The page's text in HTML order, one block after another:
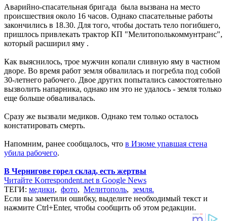
Аварийно-спасательная бригада была вызвана на место
происшествия около 16 часов. Однако спасательные работы
закончились в 18.30. Для того, чтобы достать тело погибшего,
пришлось привлекать трактор КП "Мелитополькоммунтранс",
который расширил яму .
Как выяснилось, трое мужчин копали сливную яму в частном
дворе. Во время работ земля обвалилась и погребла под собой
30-летнего рабочего. Двое других попытались самостоятельно
вызволить напарника, однако им это не удалось - земля только
еще больше обваливалась.
Сразу же вызвали медиков. Однако тем только осталось
констатировать смерть.
Напомним, ранее сообщалось, что в Изюме упавшая стена
убила рабочего.
В Чернигове горел склад, есть жертвы
Читайте Korrespondent.net в Google News
ТЕГИ: медики, фото, Мелитополь, земля.
Если вы заметили ошибку, выделите необходимый текст и
нажмите Ctrl+Enter, чтобы сообщить об этом редакции.